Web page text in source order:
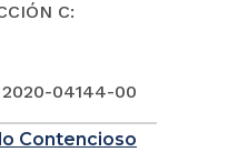
C:
04144-00
Contencioso